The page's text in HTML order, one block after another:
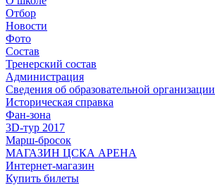
Отбор
Новости
Фото
Состав
Тренерский состав
Администрация
Сведения об образовательной организации
Историческая справка
Фан-зона
3D-тур 2017
Марш-бросок
МАГАЗИН ЦСКА АРЕНА
Интернет-магазин
Купить билеты